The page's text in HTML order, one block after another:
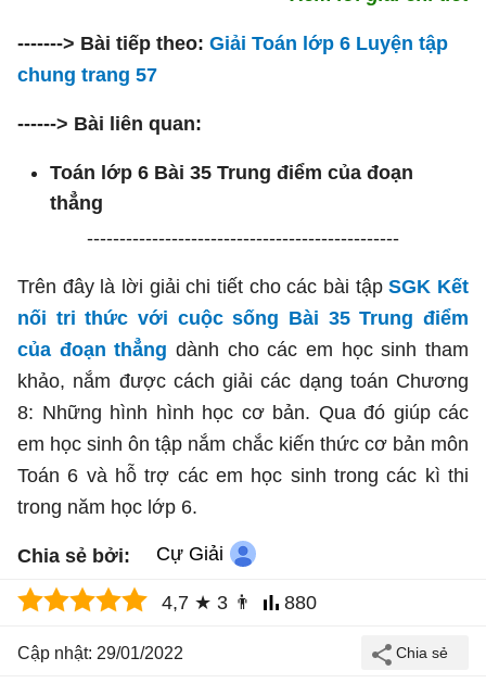
-------> Bài tiếp theo: Giải Toán lớp 6 Luyện tập
chung trang 57
------> Bài liên quan:
Toán lớp 6 Bài 35 Trung điểm của đoạn
thẳng
------------------------------------------------
Trên đây là lời giải chi tiết cho các bài tậpSGK Kết
nối tri thức với cuộc sống Bài 35 Trung điểm
của đoạn thẳng dành cho các em học sinh tham
khảo, nắm được cách giải các dạng toán Chương
8: Những hình hình học cơ bản. Qua đó giúp các
em học sinh ôn tập nắm chắc kiến thức cơ bản môn
Toán 6 và hỗ trợ các em học sinh trong các kì thi
trong năm học lớp 6.
Chia sẻ bởi: Cự Giải
4,7 ★ 3 👨 880
Cập nhật: 29/01/2022